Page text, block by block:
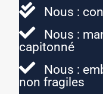
Nous :
Nous :
capitonné
Nous :
non fragiles